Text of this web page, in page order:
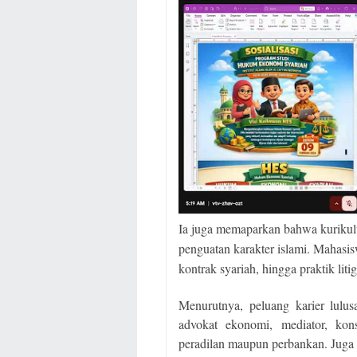
Ia juga memaparkan bahwa
penguatan karakter islami.
kontrak syariah, hingga praktik
Menurutnya, peluang karier
advokat ekonomi, mediator,
peradilan maupun perbankan.